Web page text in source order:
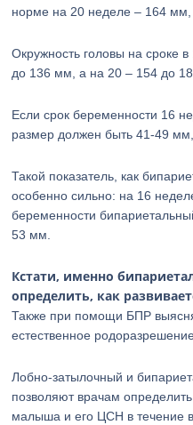
норме на 20 неделе – 164
Окружность головы на сроке
до 136 мм, а на 20 – 154 до
Если срок беременности 16
размер должен быть 41-49
Такой показатель, как
особенно сильно: на 16
беременности
53 мм.
Кстати, именно
определить, как
Также при помощи БПР
естественное
Лобно-затылочный и
позволяют врачам
малыша и его ЦСН в течение